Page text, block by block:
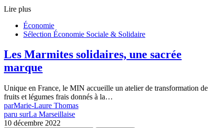
Lire plus
Économie
Sélection Économie Sociale & Solidaire
Les Marmites solidaires, une sacrée
marque
Unique en France, le MIN accueille un atelier de transformation de
fruits et légumes frais donnés à la…
parMarie-Laure Thomas
paru surLa Marseillaise
10 décembre 2022